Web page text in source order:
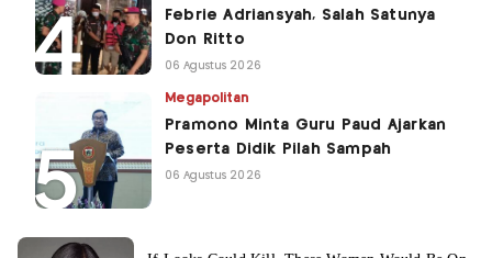
Febrie Adriansyah, Salah Satunya
Don Ritto
06 Agustus 2026
Megapolitan
Pramono Minta Guru Paud Ajarkan
Peserta Didik Pilah Sampah
06 Agustus 2026